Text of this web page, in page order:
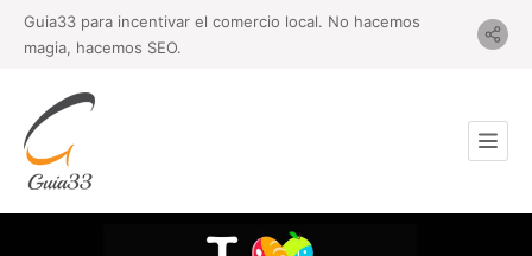
Guia33 para incentivar el comercio local. No hacemos
magia, hacemos SEO.